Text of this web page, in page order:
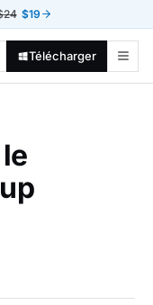
$19
Télécharger